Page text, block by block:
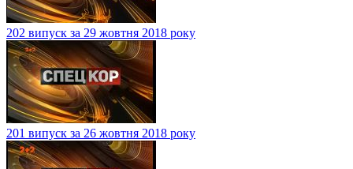
202 випуск за 29 жовтня 2018 року
201 випуск за 26 жовтня 2018 року